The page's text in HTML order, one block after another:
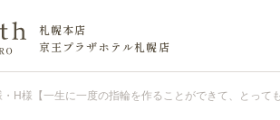
札幌本店
京王プラザホテル札幌店
・H様【一生に一度の指輪を作ることができて、とって